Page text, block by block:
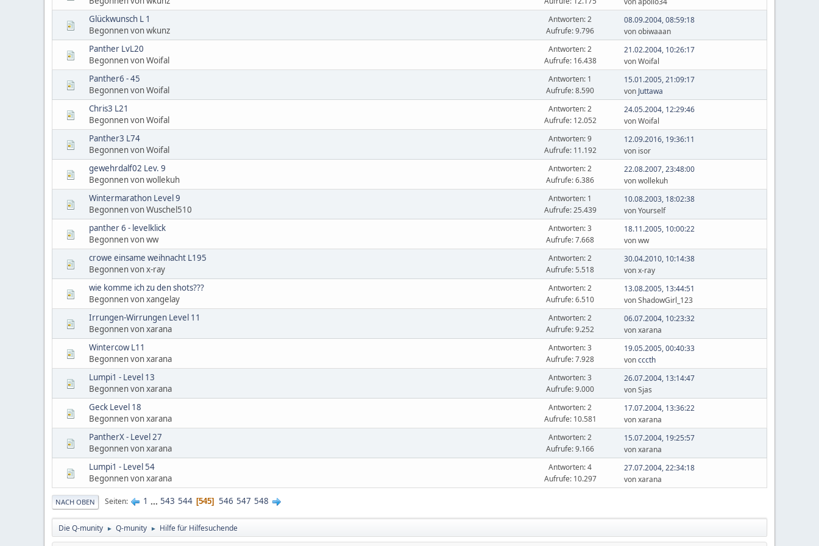
Glückwunsch L 1
Begonnen von wkunz
Antworten: 2
Aufrufe: 9.796
08.09.2004, 08:59:18
von obiwaaan
Panther LvL20
Begonnen von Woifal
Antworten: 2
Aufrufe: 16.438
21.02.2004, 10:26:17
von Woifal
Panther6 - 45
Begonnen von Woifal
Antworten: 1
Aufrufe: 8.590
15.01.2005, 21:09:17
von Juttawa
Chris3 L21
Begonnen von Woifal
Antworten: 2
Aufrufe: 12.052
24.05.2004, 12:29:46
von Woifal
Panther3 L74
Begonnen von Woifal
Antworten: 9
Aufrufe: 11.192
12.09.2016, 19:36:11
von isor
gewehrdalf02 Lev. 9
Begonnen von wollekuh
Antworten: 2
Aufrufe: 6.386
22.08.2007, 23:48:00
von wollekuh
Wintermarathon Level 9
Begonnen von Wuschel510
Antworten: 1
Aufrufe: 25.439
10.08.2003, 18:02:38
von Yourself
panther 6 - levelklick
Begonnen von ww
Antworten: 3
Aufrufe: 7.668
18.11.2005, 10:00:22
von ww
crowe einsame weihnacht L195
Begonnen von x-ray
Antworten: 2
Aufrufe: 5.518
30.04.2010, 10:14:38
von x-ray
wie komme ich zu den shots???
Begonnen von xangelay
Antworten: 2
Aufrufe: 6.510
13.08.2005, 13:44:51
von ShadowGirl_123
Irrungen-Wirrungen Level 11
Begonnen von xarana
Antworten: 2
Aufrufe: 9.252
06.07.2004, 10:23:32
von xarana
Wintercow L11
Begonnen von xarana
Antworten: 3
Aufrufe: 7.928
19.05.2005, 00:40:33
voncccth
Lumpi1 - Level 13
Begonnen von xarana
Antworten: 3
Aufrufe: 9.000
26.07.2004, 13:14:47
von Sjas
Geck Level 18
Begonnen von xarana
Antworten: 2
Aufrufe: 10.581
17.07.2004, 13:36:22
von xarana
PantherX - Level 27
Begonnen von xarana
Antworten: 2
Aufrufe: 9.166
15.07.2004, 19:25:57
von xarana
Lumpi1 - Level 54
Begonnen von xarana
Antworten: 4
Aufrufe: 10.297
27.07.2004, 22:34:18
von xarana
NACH OBEN Seiten 1 ... 543 544 545 546 547 548
Die Q-munity ► Q-munity ► Hilfe für Hilfesuchende